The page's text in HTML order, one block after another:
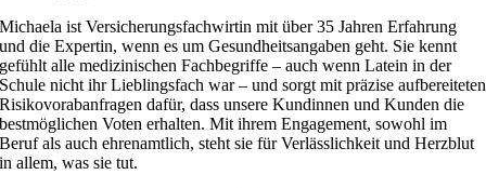
Michaela ist Versicherungsfachwirtin mit über 35 Jahren Erfahrung
und die Expertin, wenn es um Gesundheitsangaben geht. Sie kennt
gefühlt alle medizinischen Fachbegriffe – auch wenn Latein in der
Schule nicht ihr Lieblingsfach war – und sorgt mit präzise aufbereiteten
Risikovorabanfragen dafür, dass unsere Kundinnen und Kunden die
bestmöglichen Voten erhalten. Mit ihrem Engagement, sowohl im
Beruf als auch ehrenamtlich, steht sie für Verlässlichkeit und Herzblut
in allem, was sie tut.